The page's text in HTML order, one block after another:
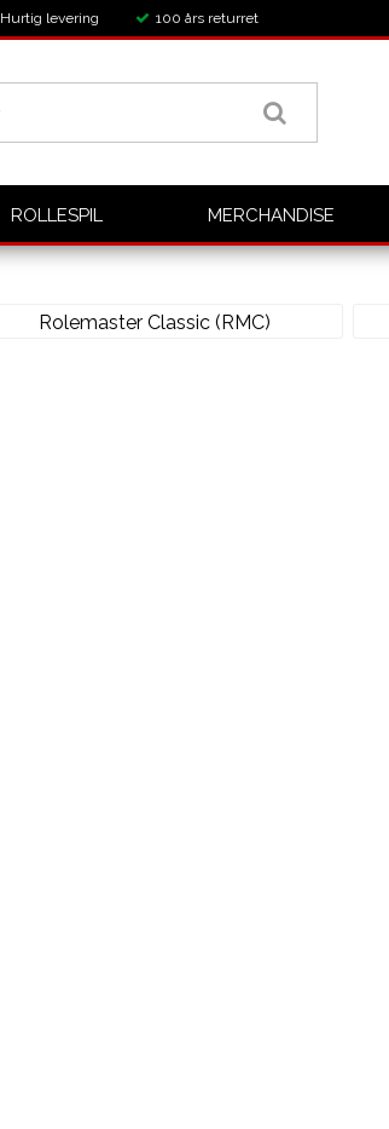
Hurtig levering 100 års returret
ROLLESPIL MERCHANDISE
Rolemaster Classic (RMC)